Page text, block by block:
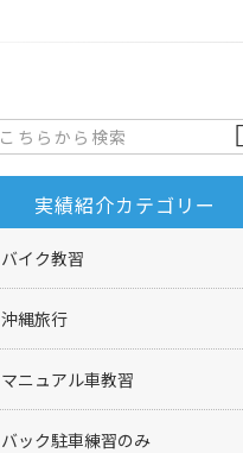
実績紹介カテゴリー
バイク教習
沖縄旅行
マニュアル車教習
バック駐車練習のみ